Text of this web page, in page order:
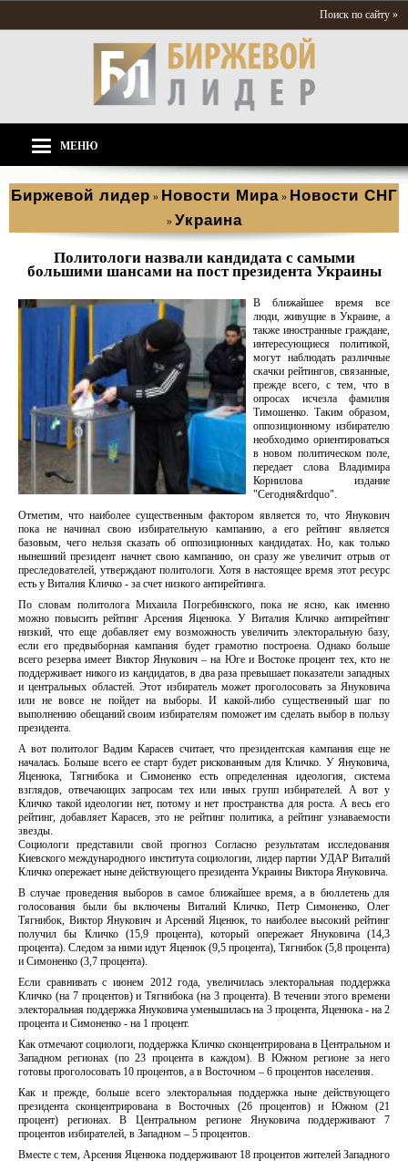
Поиск по сайту »
МЕНЮ
Биржевой лидер » Новости Мира » Новости СНГ
» Украина
Политологи назвали кандидата с самыми
большими шансами на пост президента Украины
В ближайшее время все
люди, живущие в Украине, а
также иностранные граждане,
интересующиеся политикой,
могут наблюдать различные
скачки рейтингов, связанные,
прежде всего, с тем, что в
опросах исчезла фамилия
Тимошенко. Таким образом,
оппозиционному избирателю
необходимо ориентироваться
в новом политическом поле,
передает слова Владимира
Корнилова издание
"Сегодня&rdquo".
Отметим, что наиболее существенным фактором является то, что Янукович
пока не начинал свою избирательную кампанию, а его рейтинг является
базовым, чего нельзя сказать об оппозиционных кандидатах. Но, как только
нынешний президент начнет свою кампанию, он сразу же увеличит отрыв от
преследователей, утверждают политологи. Хотя в настоящее время этот ресурс
есть у Виталия Кличко - за счет низкого антирейтинга.
По словам политолога Михаила Погребинского, пока не ясно, как именно
можно повысить рейтинг Арсения Яценюка. У Виталия Кличко антирейтинг
низкий, что еще добавляет ему возможность увеличить электоральную базу,
если его предвыборная кампания будет грамотно построена. Однако больше
всего резерва имеет Виктор Янукович – на Юге и Востоке процент тех, кто не
поддерживает никого из кандидатов, в два раза превышает показатели западных
и центральных областей. Этот избиратель может проголосовать за Януковича
или не вовсе не пойдет на выборы. И какой-либо существенный шаг по
выполнению обещаний своим избирателям поможет им сделать выбор в пользу
президента.
А вот политолог Вадим Карасев считает, что президентская кампания еще не
началась. Больше всего ее старт будет рискованным для Кличко. У Януковича,
Яценюка, Тягнибока и Симоненко есть определенная идеология, система
взглядов, отвечающих запросам тех или иных групп избирателей. А вот у
Кличко такой идеологии нет, потому и нет пространства для роста. А весь его
рейтинг, добавляет Карасев, это не рейтинг политика, а рейтинг узнаваемости
звезды.
Социологи представили свой прогноз Согласно результатам исследования
Киевского международного института социологии, лидер партии УДАР Виталий
Кличко опережает ныне действующего президента Украины Виктора Януковича.
В случае проведения выборов в самое ближайшее время, а в бюллетень для
голосования были бы включены Виталий Кличко, Петр Симоненко, Олег
Тягнибок, Виктор Янукович и Арсений Яценюк, то наиболее высокий рейтинг
получил бы Кличко (15,9 процента), который опережает Януковича (14,3
процента). Следом за ними идут Яценюк (9,5 процента), Тягнибок (5,8 процента)
и Симоненко (3,7 процента).
Если сравнивать с июнем 2012 года, увеличилась электоральная поддержка
Кличко (на 7 процентов) и Тягнибока (на 3 процента). В течении этого времени
электоральная поддержка Януковича уменьшилась на 3 процента, Яценюка - на 2
процента и Симоненко - на 1 процент.
Как отмечают социологи, поддержка Кличко сконцентрирована в Центральном и
Западном регионах (по 23 процента в каждом). В Южном регионе за него
готовы проголосовать 10 процентов, а в Восточном – 6 процентов населения.
Как и прежде, больше всего электоральная поддержка ныне действующего
президента сконцентрирована в Восточных (26 процентов) и Южном (21
процент) регионах. В Центральном регионе Януковича поддерживают 7
процентов избирателей, в Западном – 5 процентов.
Вместе с тем, Арсения Яценюка поддерживают 18 процентов жителей Западного